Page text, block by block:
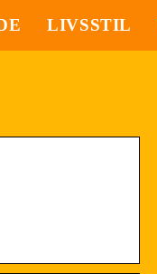
LIVSSTIL